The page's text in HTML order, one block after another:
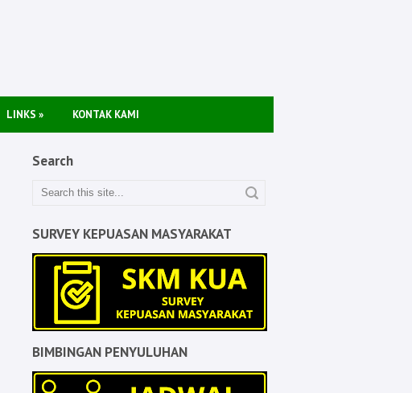
LINKS » KONTAK KAMI
Search
SURVEY KEPUASAN MASYARAKAT
BIMBINGAN PENYULUHAN